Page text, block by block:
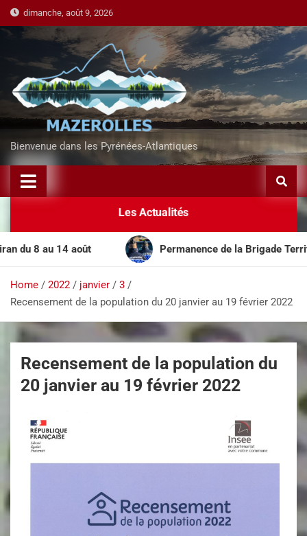
dimanche, août 9, 2026
Bienvenue dans les Pyrénées-Atlantiques
Les Actualités
au 14 août Permanence de la Brigade Territoriale
Home 2022 janvier
3
Recensement de la population du 20 janvier au 19 février 2022
Recensement de la population du
20 janvier au 19 février 2022